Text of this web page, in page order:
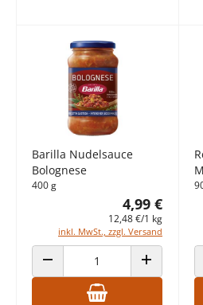
Barilla Nudelsauce
Bolognese
400 g
4,99 €
12,48 €/1 kg
inkl. MwSt., zzgl. Versand
ANZAHL VERRINGERN ANZAHL